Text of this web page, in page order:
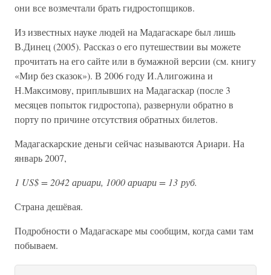
они все возмечтали брать гидростопщиков.
Из известных науке людей на Мадагаскаре был лишь
В.Динец (2005). Рассказ о его путешествии вы можете
прочитать на его сайте или в бумажной версии (см. книгу
«Мир без сказок»). В 2006 году И.Алигожина и
Н.Максимову, приплывших на Мадагаскар (после 3
месяцев попыток гидростопа), развернули обратно в
порту по причине отсутствия обратных билетов.
Мадагаскарские деньги сейчас называются Ариари. На
январь 2007,
1 US$ = 2042 ариари, 1000 ариари = 13 руб.
Страна дешёвая.
Подробности о Мадагаскаре мы сообщим, когда сами там
побываем.